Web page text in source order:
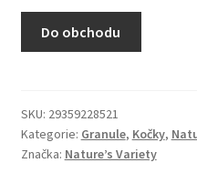
N&D Farmina pro kočky
Pamlsky pro kočky
Purizon pro kočky
Do obchodu
SKU: 29359228521
Kategorie: Granule, Kočky,
Značka: Nature’s Variety